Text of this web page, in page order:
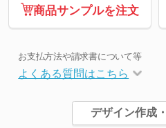
商品サンプルを注文
お支払方法や請求書について等
よくある質問はこちら
デザイン作成